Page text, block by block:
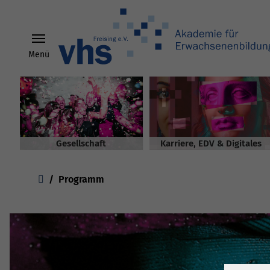
Menü
Gesellschaft Karriere, EDV & Digitales
You are here:
Programm